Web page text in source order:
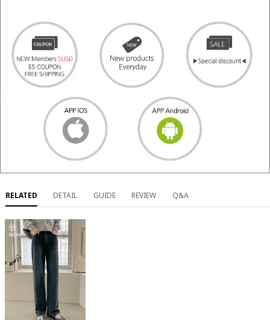
RELATED DETAIL GUIDE REVIEW Q&A